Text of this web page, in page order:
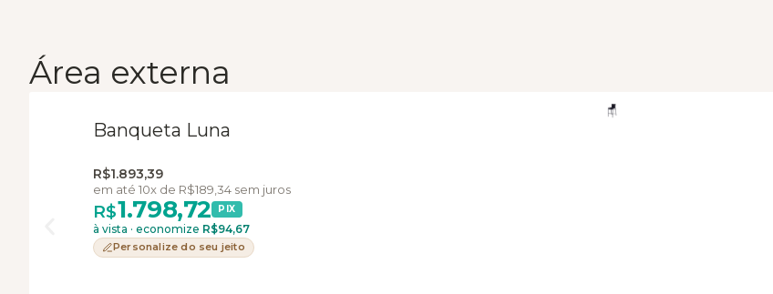
Área externa
Banqueta Luna
R$1.893,39
em até 10x de R$189,34 sem juros
R$1.798,72 PIX
à vista · economize R$94,67
Personalize do seu jeito